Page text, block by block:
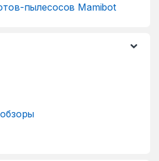
пылесосов Mamibot